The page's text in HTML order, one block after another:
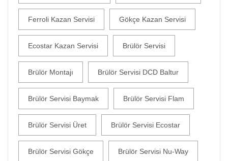
Ferroli Kazan Servisi Gökçe Kazan Servisi
Ecostar Kazan Servisi Brülör Servisi
Brülör Montajı Brülör Servisi DCD Baltur
Brülör Servisi Baymak Brülör Servisi Flam
Brülör Servisi Üret Brülör Servisi Ecostar
Brülör Servisi Gökçe Brülör Servisi Nu-Way